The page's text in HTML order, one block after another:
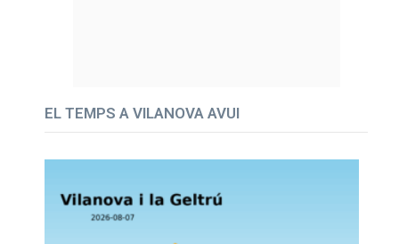
EL TEMPS A VILANOVA AVUI